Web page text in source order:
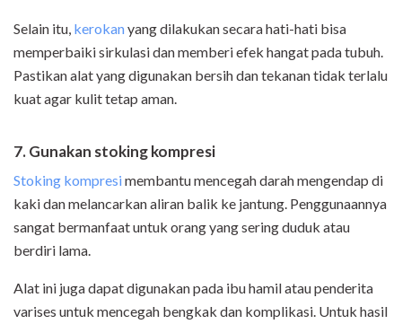
Selain itu, kerokanyang dilakukan secara hati-hati bisa
memperbaiki sirkulasi dan memberi efek hangat pada tubuh.
Pastikan alat yang digunakan bersih dan tekanan tidak terlalu
kuat agar kulit tetap aman.
7. Gunakan stoking kompresi
Stoking kompresimembantu mencegah darah mengendap di
kaki dan melancarkan aliran balik ke jantung. Penggunaannya
sangat bermanfaat untuk orang yang sering duduk atau
berdiri lama.
Alat ini juga dapat digunakan pada ibu hamil atau penderita
varises untuk mencegah bengkak dan komplikasi. Untuk hasil